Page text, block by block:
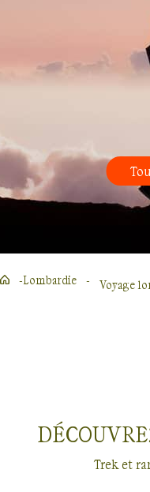
Lombardie Voyage
Trek et